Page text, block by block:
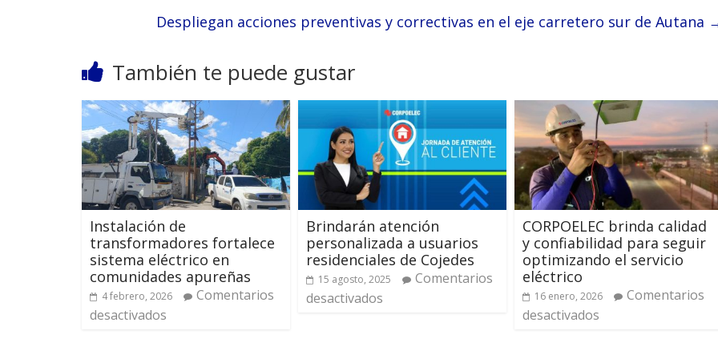
Despliegan acciones preventivas y correctivas en el eje carretero sur de Autana
También te puede gustar
Instalación de
transformadores fortalece
sistema eléctrico en
comunidades apureñas
4 febrero, 2026
Comentarios
desactivados
Brindarán atención
personalizada a usuarios
residenciales de Cojedes
15 agosto, 2025
Comentarios
desactivados
CORPOELEC brinda calidad
y confiabilidad para seguir
optimizando el servicio
eléctrico
16 enero, 2026
Comentarios
desactivados